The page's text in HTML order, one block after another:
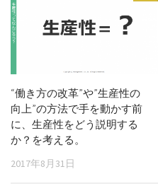
“働き方の改革”や”生産性の
向上”の方法で手を動かす前
に、生産性をどう説明する
か？を考える。
2017年8月31日